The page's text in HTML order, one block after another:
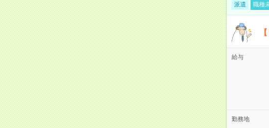
派遣 職種
給与
勤務地